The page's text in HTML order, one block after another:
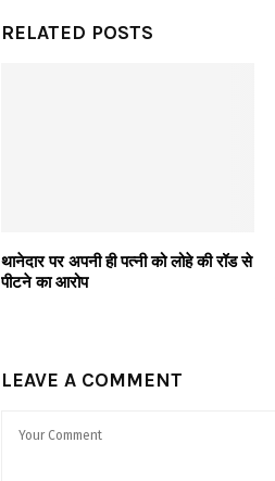
RELATED POSTS
थानेदार पर अपनी ही पत्नी को लोहे की रॉड से
पीटने का आरोप
LEAVE A COMMENT